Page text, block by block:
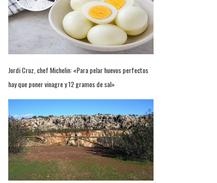
Jordi Cruz, chef Michelin: «Para pelar huevos perfectos
hay que poner vinagre y 12 gramos de sal»